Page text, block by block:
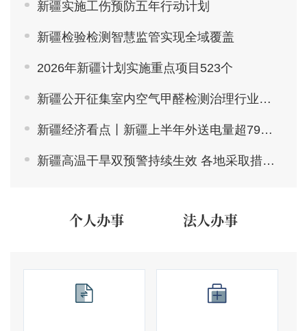
新疆实施工伤预防五年行动计划
新疆检验检测智慧监管实现全域覆盖
2026年新疆计划实施重点项目523个
新疆公开征集室内空气甲醛检测治理行业违法违规线索
新疆经济看点丨新疆上半年外送电量超790亿千瓦时
新疆高温干旱双预警持续生效 各地采取措施积极应对
个人办事 法人办事